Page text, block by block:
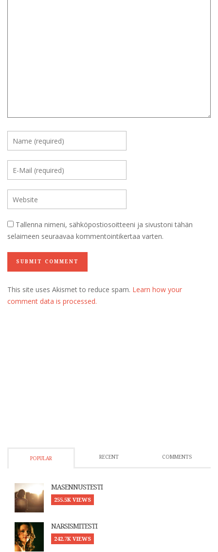
Tallenna nimeni, sähköpostiosoitteeni ja sivustoni tähän
selaimeen seuraavaa kommentointikertaa varten.
This site uses Akismet to reduce spam. Learn how your
comment data is processed.
POPULAR RECENT COMMENTS
MASENNUSTESTI
255.5K VIEWS
NARSISMITESTI
242.7K VIEWS